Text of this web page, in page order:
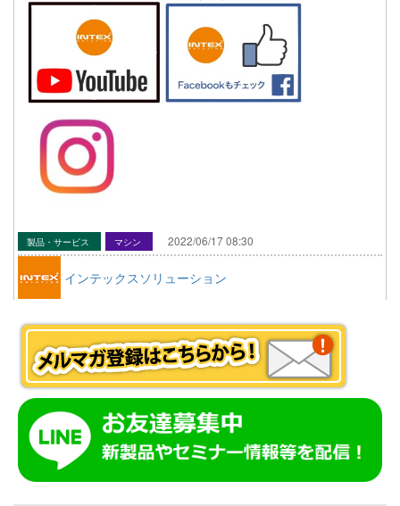
製品・サービス マシン 2022/06/17 08:30
インテックスソリューション